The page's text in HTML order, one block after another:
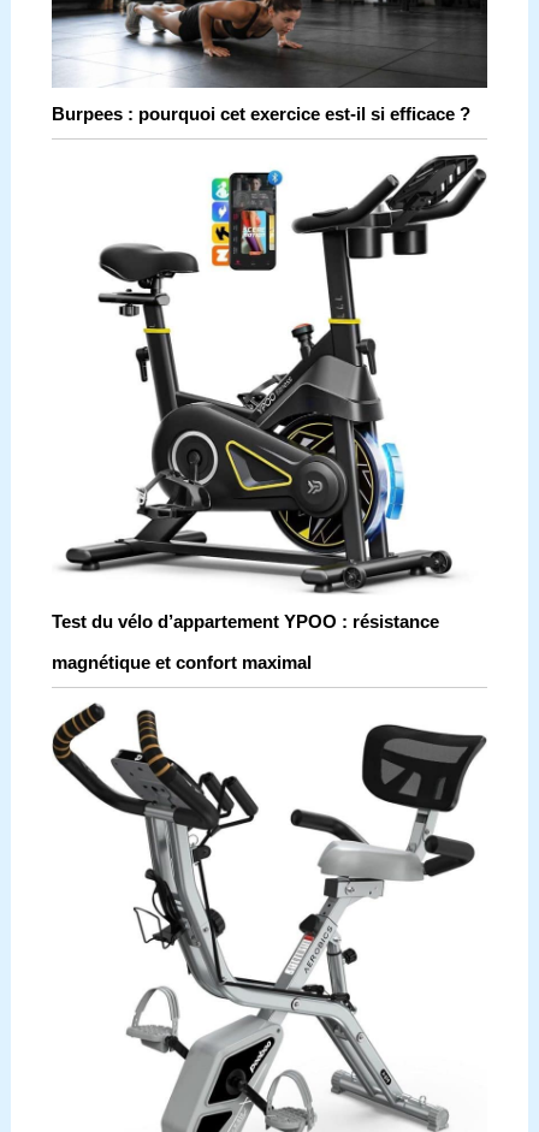
Burpees : pourquoi cet exercice est-il si efficace ?
Test du vélo d’appartement YPOO : résistance
magnétique et confort maximal